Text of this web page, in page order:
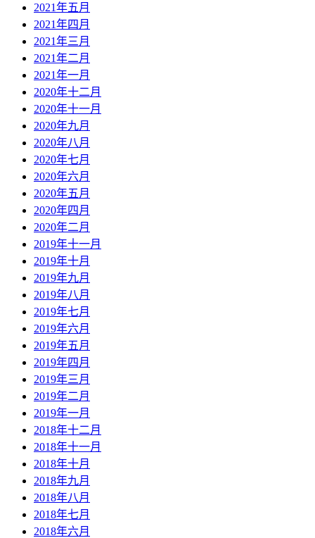
2021年五月
2021年四月
2021年三月
2021年二月
2021年一月
2020年十二月
2020年十一月
2020年九月
2020年八月
2020年七月
2020年六月
2020年五月
2020年四月
2020年二月
2019年十一月
2019年十月
2019年九月
2019年八月
2019年七月
2019年六月
2019年五月
2019年四月
2019年三月
2019年二月
2019年一月
2018年十二月
2018年十一月
2018年十月
2018年九月
2018年八月
2018年七月
2018年六月